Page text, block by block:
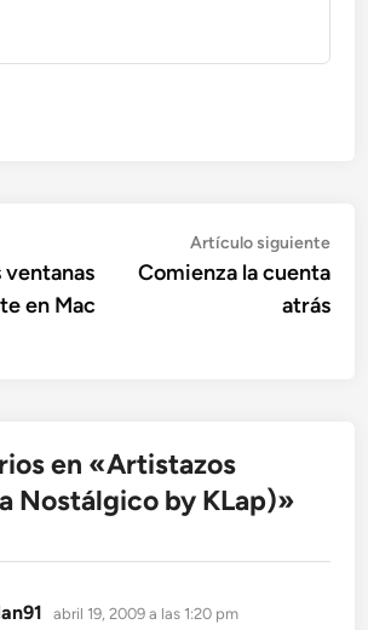
ventanas
en Mac
Artículo siguiente
Comienza la cuenta
atrás
en «Artistazos
Nostálgico by KLap)»
dice:
abril 19, 2009 a las 1:20 pm